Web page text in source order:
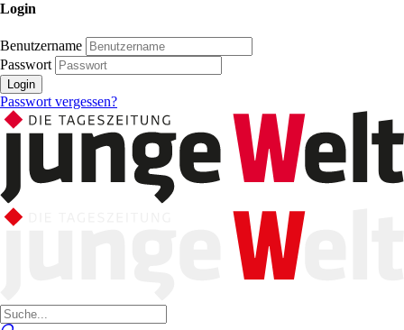
Login
Benutzername
Passwort
Login
Passwort vergessen?